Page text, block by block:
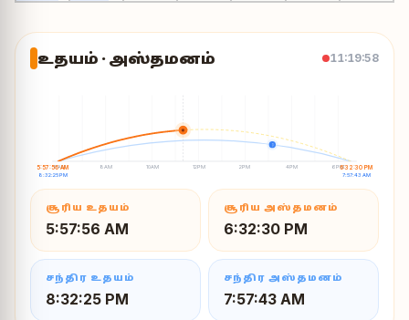
உதயம் · அஸ்தமனம் 11:19:59
6AM 8AM 10AM 12PM 2PM 4PM 6PM
5:57:56 AM 6:32:30 PM
8:32:25 PM 7:57:43 AM
☀
☽
சூரிய உதயம்
5:57:56 AM
சூரிய அஸ்தமனம்
6:32:30 PM
சந்திர உதயம்
8:32:25 PM
சந்திர அஸ்தமனம்
7:57:43 AM